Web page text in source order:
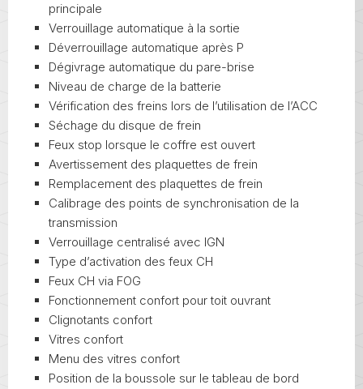
principale
Verrouillage automatique à la sortie
Déverrouillage automatique après P
Dégivrage automatique du pare-brise
Niveau de charge de la batterie
Vérification des freins lors de l’utilisation de l’ACC
Séchage du disque de frein
Feux stop lorsque le coffre est ouvert
Avertissement des plaquettes de frein
Remplacement des plaquettes de frein
Calibrage des points de synchronisation de la
transmission
Verrouillage centralisé avec IGN
Type d’activation des feux CH
Feux CH via FOG
Fonctionnement confort pour toit ouvrant
Clignotants confort
Vitres confort
Menu des vitres confort
Position de la boussole sur le tableau de bord